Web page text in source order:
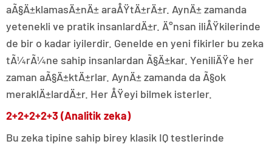
aÃ§Ä±klamasÄ±nÄ± araÅŸtÄ±rÄ±r. AynÄ± zamanda
yetenekli ve pratik insanlardÄ±r. Ä°nsan iliÅŸkilerinde
de bir o kadar iyilerdir. Genelde en yeni fikirler bu zeka
tÃ¼rÃ¼ne sahip insanlardan Ã§Ä±kar. YeniliÄŸe her
zaman aÃ§Ä±ktÄ±rlar. AynÄ± zamanda da Ã§ok
meraklÄ±lardÄ±r. Her ÅŸeyi bilmek isterler.
2+2+2+2+3 (Analitik zeka)
Bu zeka tipine sahip birey klasik IQ testlerinde